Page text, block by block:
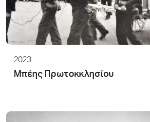
2023
Μπέης Πρωτοκκλησίου